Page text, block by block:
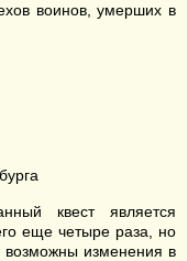
воинов, умерших в
квест является
еще четыре раза, но
возможны изменения в